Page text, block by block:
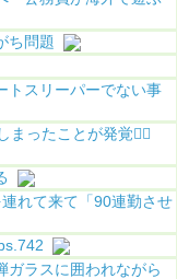
ち問題
トスリーパーでない事
まったことが発覚🤦‍♂
れて来て「90連勤させ
ガラスに囲われながら